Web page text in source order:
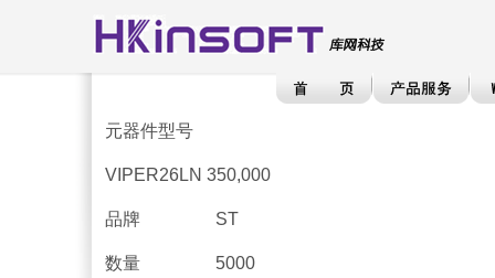
元器件型号
VIPER26LN 350,000
品牌 ST
数量 5000